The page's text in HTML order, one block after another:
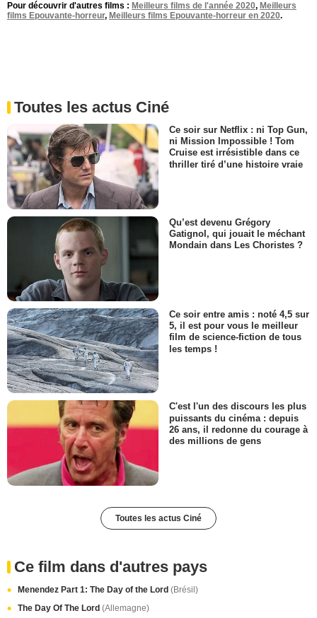
Pour découvrir d'autres films : Meilleurs films de l'année 2020, Meilleurs
films Epouvante-horreur, Meilleurs films Epouvante-horreur en 2020.
Toutes les actus Ciné
Ce soir sur Netflix : ni Top Gun,
ni Mission Impossible ! Tom
Cruise est irrésistible dans ce
thriller tiré d’une histoire vraie
Qu’est devenu Grégory
Gatignol, qui jouait le méchant
Mondain dans Les Choristes ?
Ce soir entre amis : noté 4,5 sur
5, il est pour vous le meilleur
film de science-fiction de tous
les temps !
C'est l'un des discours les plus
puissants du cinéma : depuis
26 ans, il redonne du courage à
des millions de gens
Toutes les actus Ciné
Ce film dans d'autres pays
Menendez Part 1: The Day of the Lord (Brésil)
The Day Of The Lord (Allemagne)